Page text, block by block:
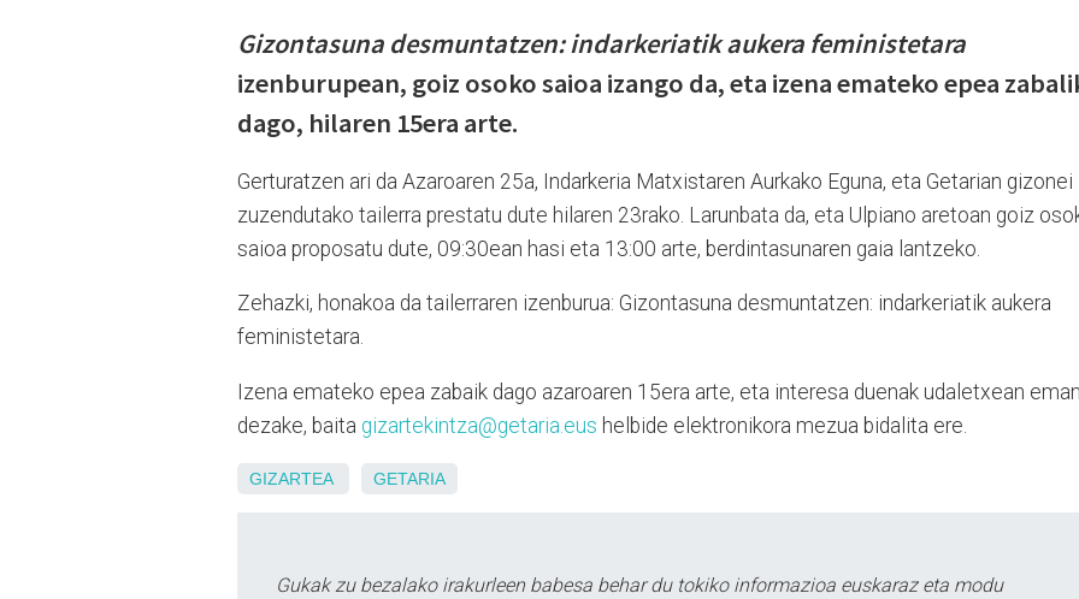
Gizontasuna desmuntatzen: indarkeriatik aukera feministetara
izenburupean, goiz osoko saioa izango da, eta izena emateko epea
dago, hilaren 15era arte.
Gerturatzen ari da Azaroaren 25a, Indarkeria Matxistaren Aurkako Eguna, eta Getarian gizonei
zuzendutako tailerra prestatu dute hilaren 23rako. Larunbata da, eta Ulpiano aretoan goiz
saioa proposatu dute, 09:30ean hasi eta 13:00 arte, berdintasunaren gaia lantzeko.
Zehazki, honakoa da tailerraren izenburua: Gizontasuna desmuntatzen: indarkeriatik aukera
feministetara.
Izena emateko epea zabaik dago azaroaren 15era arte, eta interesa duenak udaletxean eman
dezake, baita gizartekintza@getaria.eus helbide elektronikora mezua bidalita ere.
GIZARTEA GETARIA
Gukak zu bezalako irakurleen babesa behar du tokiko informazioa euskaraz eta modu